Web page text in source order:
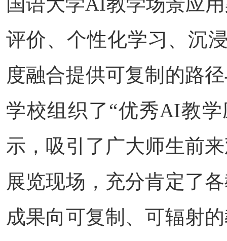
评价、个性化学习、沉
度融合提供可复制的路
学校组织了“优秀AI教
示，吸引了广大师生前
展览现场，充分肯定了
成果向可复制、可辐射